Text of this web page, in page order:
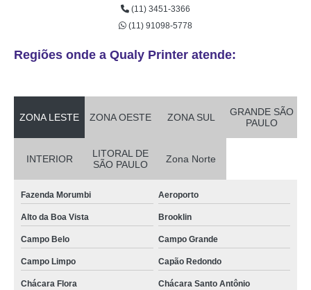
cotação de crachá Araras
procuro por crachá identificação Cidade Tiradentes
crachá com chip Indianópolis
procuro por crachá com chip Sorocaba
crachás de plástico Vila Curuçá
crachá de plástico Campo Limpo
procuro por crachá Jardim Paulista
(11) 3451-3366
(11) 91098-5778
Regiões onde a Qualy Printer atende:
ZONA LESTE ZONA OESTE ZONA SUL
GRANDE SÃO
PAULO
INTERIOR
LITORAL DE
SÃO PAULO
Zona Norte
Fazenda Morumbi Aeroporto
Alto da Boa Vista Brooklin
Campo Belo Campo Grande
Campo Limpo Capão Redondo
Chácara Flora Chácara Santo Antônio